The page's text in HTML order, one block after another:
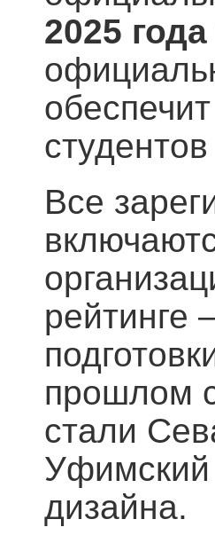
2025
Все
рейтинге
прошлом
стали
Уфимский
дизайна.